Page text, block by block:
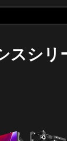
スシリ